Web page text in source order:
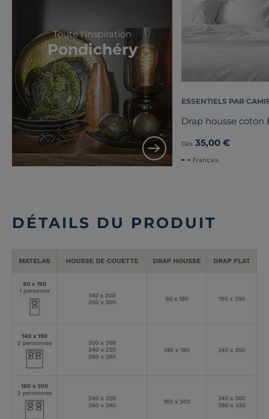
Toute l'inspiration
Pondichéry
ESSENTIELS PAR
Drap housse coton
Dès 35,00 €
Français
DÉTAILS DU PRODUIT